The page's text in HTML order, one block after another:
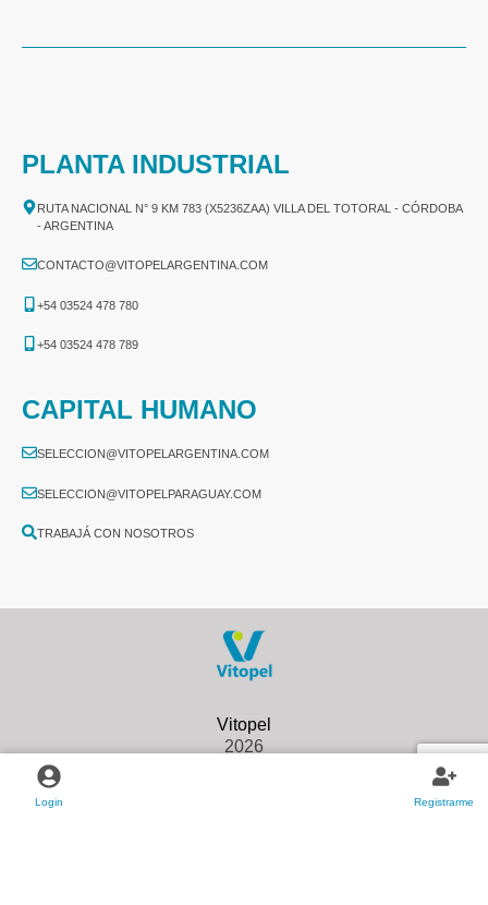
Login Registrarme
PLANTA INDUSTRIAL
RUTA NACIONAL N° 9 KM 783 (X5236ZAA) VILLA DEL TOTORAL - CÓRDOBA
- ARGENTINA
CONTACTO@VITOPELARGENTINA.COM
+54 03524 478 780​
+54 03524 478 789​
CAPITAL HUMANO
SELECCION@VITOPELARGENTINA.COM
SELECCION@VITOPELPARAGUAY.COM
TRABAJÁ CON NOSOTROS
2026